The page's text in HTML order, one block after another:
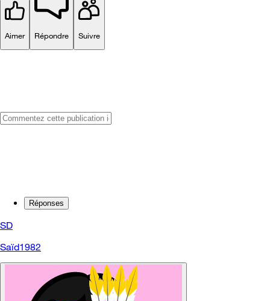
Aimer Répondre Suivre
Réponses
SD
Saïd1982